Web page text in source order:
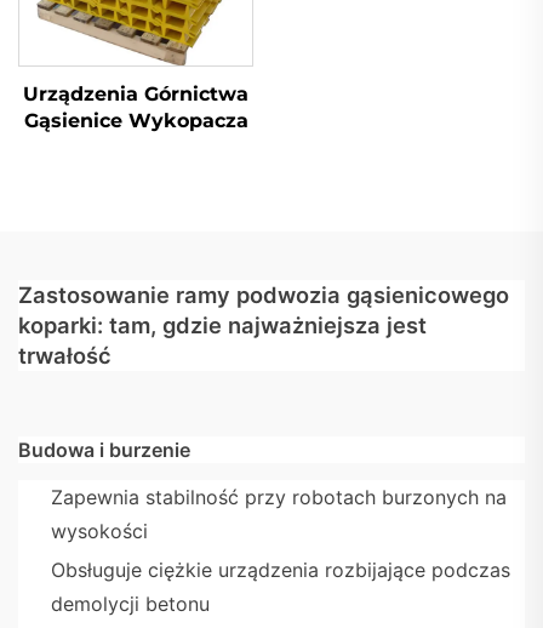
Urządzenia Górnictwa
Gąsienice Wykopacza
Zastosowanie ramy podwozia gąsienicowego
koparki: tam, gdzie najważniejsza jest
trwałość
Budowa i burzenie
Zapewnia stabilność przy robotach burzonych na
wysokości
Obsługuje ciężkie urządzenia rozbijające podczas
demolycji betonu